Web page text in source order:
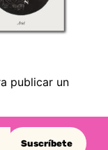
publicar un
Suscríbete